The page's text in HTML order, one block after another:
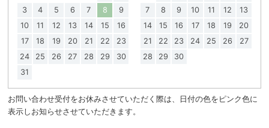
3
4 5 6 7 8
9
10
11 12 13 14 15
16
17
18 19 20 21 22
23
24
25 26 27 28 29
30
31
7
8 9 10 11 12
13
14
15 16 17 18 19
20
21
22 23 24 25 26
27
28
29 30
お問い合わせ受付をお休みさせていただく際は、日付の色をピンク色に
表示しお知らせさせていただきます。